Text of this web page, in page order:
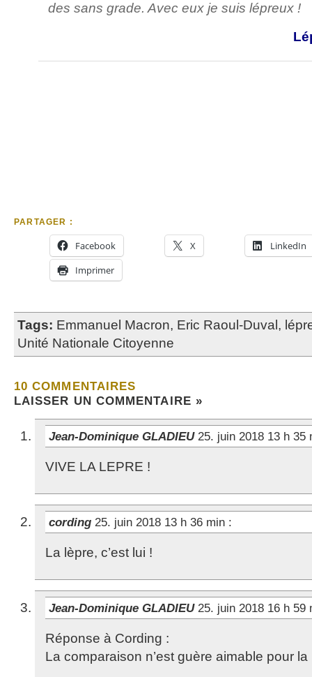
des sans grade. Avec eux je suis lépreux !
PARTAGER :
Facebook X
LinkedIn
Imprimer
Tags: Emmanuel Macron, Eric Raoul-Duval ,
Unité Nationale Citoyenne
10 COMMENTAIRES
LAISSER UN COMMENTAIRE »
Jean-Dominique GLADIEU 25. juin 2018 13 h 35
VIVE LA LEPRE !
cording 25. juin 2018 13 h 36 min :
La lèpre, c’est lui !
Jean-Dominique GLADIEU 25. juin 2018 16 h 59
Réponse à Cording :
La comparaison n’est guère aimable pour la